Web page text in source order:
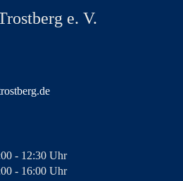
e. V.
- 12:30 Uhr
- 16:00 Uhr